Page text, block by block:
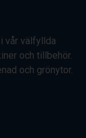
vår välfyllda
och tillbehör.
och grönytor.